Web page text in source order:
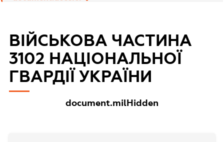
ВІЙСЬКОВА ЧАСТИНА
3102 НАЦІОНАЛЬНОЇ
ГВАРДІЇ УКРАЇНИ
document.milHidden